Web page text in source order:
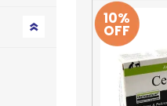
BOLSOS Y
BOLSAS PARA MATERIA
COLLARES, ARNESES Y
10%
OFF